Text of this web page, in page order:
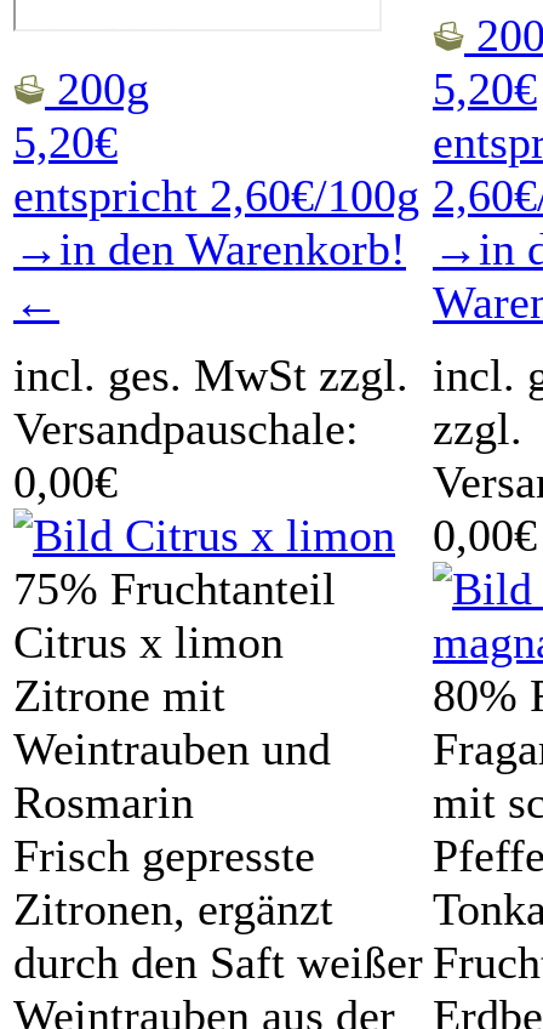
200g
5,20€
entspricht 2,60€/100g
→in den Warenkorb!
←
incl. ges. MwSt zzgl.
Versandpauschale:
0,00€
75% Fruchtanteil
Citrus x limon
Zitrone mit
Weintrauben und
Rosmarin
Frisch gepresste
Zitronen, ergänzt
durch den Saft weißer
Weintrauben aus der
5,20€
→in
incl.
zzgl.
0,00€
80%
mit